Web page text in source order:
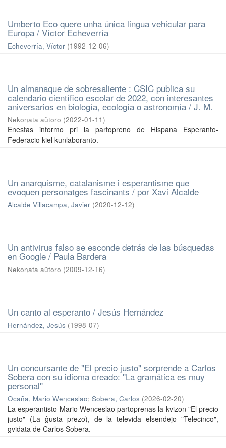
Umberto Eco quere unha única lingua vehicular para
Europa / Víctor Echeverría
Echeverría, Víctor (1992-12-06)
Un almanaque de sobresaliente : CSIC publica su
calendario científico escolar de 2022, con interesantes
aniversarios en biología, ecología o astronomía / J. M.
Nekonata aŭtoro (2022-01-11)
Enestas informo pri la partopreno de Hispana Esperanto-
Federacio kiel kunlaboranto.
Un anarquisme, catalanisme i esperantisme que
evoquen personatges fascinants / por Xavi Alcalde
Alcalde Villacampa, Javier (2020-12-12)
Un antivirus falso se esconde detrás de las búsquedas
en Google / Paula Bardera
Nekonata aŭtoro (2009-12-16)
Un canto al esperanto / Jesús Hernández
Hernández, Jesús (1998-07)
Un concursante de "El precio justo" sorprende a Carlos
Sobera con su idioma creado: ''La gramática es muy
personal''
Ocaña, Mario Wenceslao; Sobera, Carlos (2026-02-20)
La esperantisto Mario Wenceslao partoprenas la kvizon "El precio
justo" (La ĝusta prezo), de la televida elsendejo "Telecinco",
gvidata de Carlos Sobera.